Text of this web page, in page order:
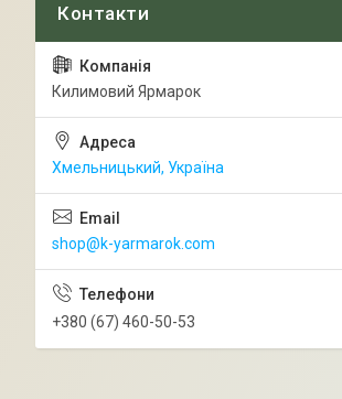
Килимовий Ярмарок
Хмельницький, Україна
shop@k-yarmarok.com
+380 (67) 460-50-53